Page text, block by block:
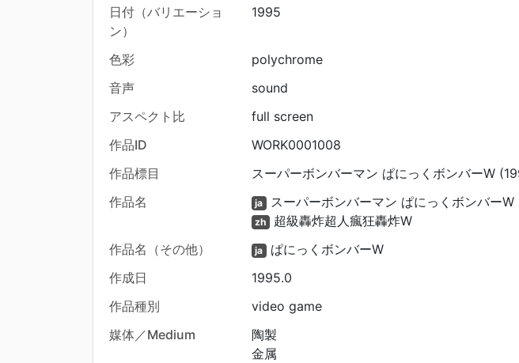
日付（バリエーショ
ン）
1995
色彩
polychrome
音声
sound
アスペクト比
full screen
作品ID
WORK0001008
作品標目
スーパーボンバーマン ぱにっくボンバーW
作品名
ja スーパーボンバーマン ぱにっくボンバーW
zh
超級轟炸超人瘋狂轟炸W
作品名（その他）
ja
ぱにっくボンバーW
作成日
1995.0
作品種別
video game
媒体／Medium
陶製
金属